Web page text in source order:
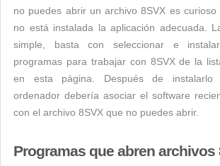
no puedes abrir un archivo 8SVX es
no está instalada la aplicación adecuada.
simple, basta con seleccionar e
programas para trabajar con 8SVX de la
en esta página. Después de instalarlo
ordenador debería asociar el software
con el archivo 8SVX que no puedes abrir.
Programas que abren archivos